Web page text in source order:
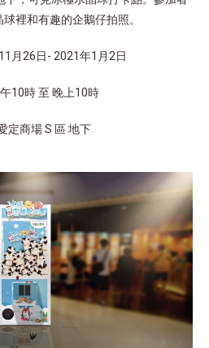
裡和有趣的企鵝仔拍照。
月26日- 2021年1月2日
10時 至 晚上10時
定商場 S 區 地下